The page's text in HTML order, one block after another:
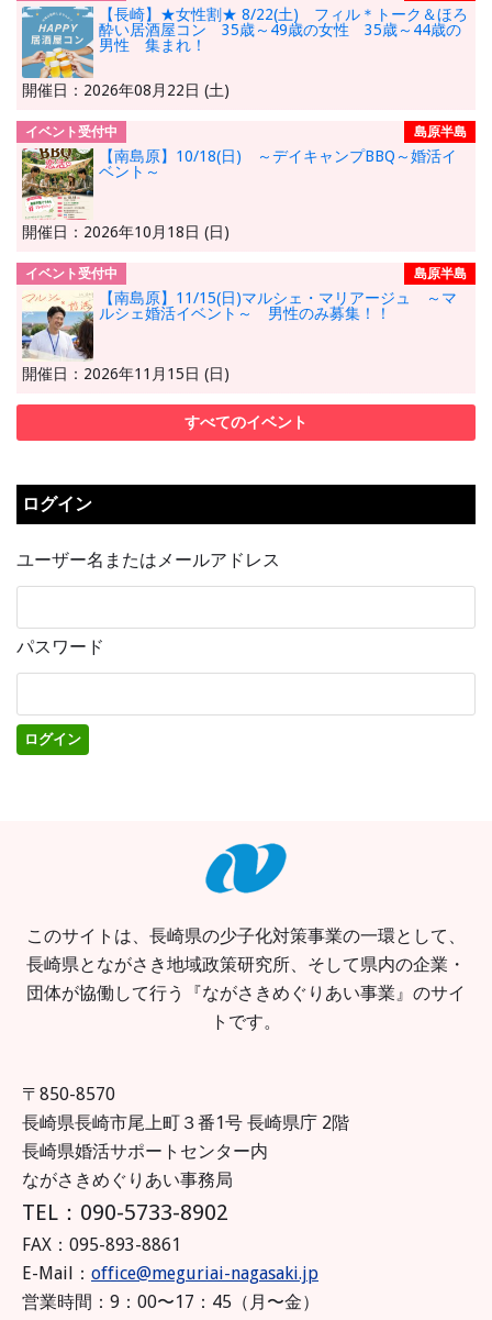
【長崎】★女性割★ 8/22(土) フィル＊トーク＆ほろ
酔い居酒屋コン 35歳～49歳の女性 35歳～44歳の
男性 集まれ！
開催日：2026年08月22日 (土)
イベント受付中 島原半島
【南島原】10/18(日) ～デイキャンプBBQ～婚活イ
ベント～
開催日：2026年10月18日 (日)
イベント受付中 島原半島
【南島原】11/15(日)マルシェ・マリアージュ ～マ
ルシェ婚活イベント～ 男性のみ募集！！
開催日：2026年11月15日 (日)
すべてのイベント
ログイン
ユーザー名またはメールアドレス
パスワード
このサイトは、長崎県の少子化対策事業の一環として、
長崎県とながさき地域政策研究所、そして県内の企業・
団体が協働して行う『ながさきめぐりあい事業』のサイ
トです。
〒850-8570
長崎県長崎市尾上町３番1号 長崎県庁 2階
長崎県婚活サポートセンター内
ながさきめぐりあい事務局
TEL：090-5733-8902
FAX：095-893-8861
E-Mail： office@meguriai-nagasaki.jp
営業時間：9：00〜17：45（月〜金）